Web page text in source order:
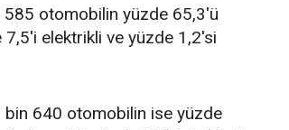
585 otomobilin yüzde 65,3'ü
elektrikli ve yüzde 1,2'si
bin 640 otomobilin ise yüzde